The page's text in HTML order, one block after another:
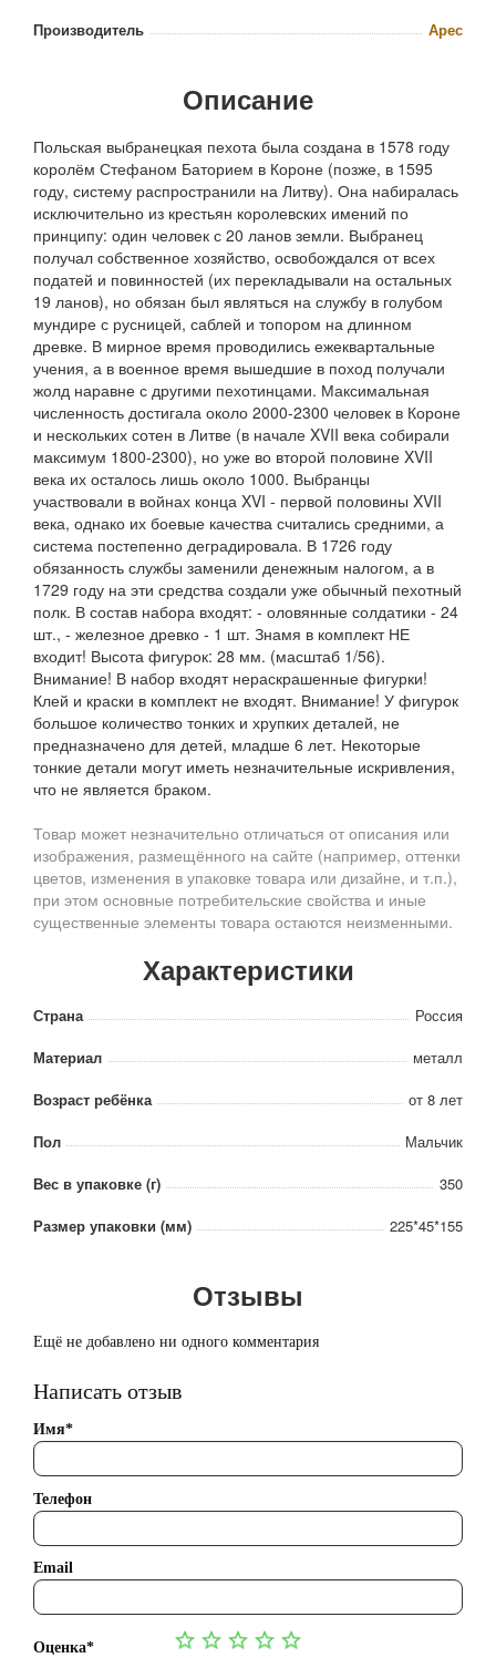
Производитель
Арес
Описание
Польская выбранецкая пехота была создана в 1578 году
королём Стефаном Баторием в Короне (позже, в 1595
году, систему распространили на Литву). Она набиралась
исключительно из крестьян королевских имений по
принципу: один человек с 20 ланов земли. Выбранец
получал собственное хозяйство, освобождался от всех
податей и повинностей (их перекладывали на остальных
19 ланов), но обязан был являться на службу в голубом
мундире с русницей, саблей и топором на длинном
древке. В мирное время проводились ежеквартальные
учения, а в военное время вышедшие в поход получали
жолд наравне с другими пехотинцами. Максимальная
численность достигала около 2000-2300 человек в Короне
и нескольких сотен в Литве (в начале XVII века собирали
максимум 1800-2300), но уже во второй половине XVII
века их осталось лишь около 1000. Выбранцы
участвовали в войнах конца XVI - первой половины XVII
века, однако их боевые качества считались средними, а
система постепенно деградировала. В 1726 году
обязанность службы заменили денежным налогом, а в
1729 году на эти средства создали уже обычный пехотный
полк. В состав набора входят: - оловянные солдатики - 24
шт., - железное древко - 1 шт. Знамя в комплект НЕ
входит! Высота фигурок: 28 мм. (масштаб 1/56).
Внимание! В набор входят нераскрашенные фигурки!
Клей и краски в комплект не входят. Внимание! У фигурок
большое количество тонких и хрупких деталей, не
предназначено для детей, младше 6 лет. Некоторые
тонкие детали могут иметь незначительные искривления,
что не является браком.
Товар может незначительно отличаться от описания или
изображения, размещённого на сайте (например, оттенки
цветов, изменения в упаковке товара или дизайне, и т.п.),
при этом основные потребительские свойства и иные
существенные элементы товара остаются неизменными.
Характеристики
Страна
Россия
Материал
металл
Возраст ребёнка
от 8 лет
Пол
Мальчик
Вес в упаковке (г)
350
Размер упаковки (мм)
225*45*155
Отзывы
Ещё не добавлено ни одного комментария
Написать отзыв
Имя*
Телефон
Email
Оценка*